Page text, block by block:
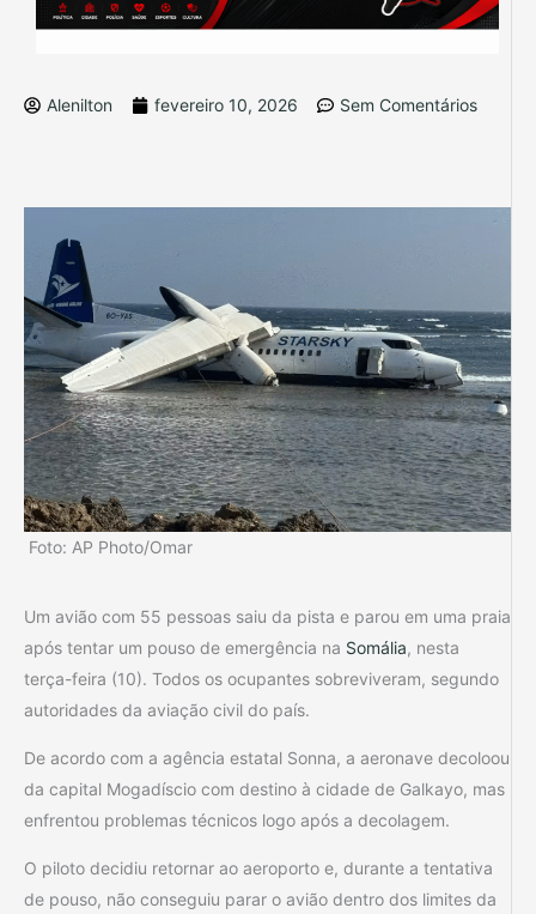
Alenilton fevereiro 10, 2026 Sem Comentários
Foto: AP Photo/Omar
Um avião com 55 pessoas saiu da pista e parou em uma praia
após tentar um pouso de emergência na Somália, nesta
terça-feira (10). Todos os ocupantes sobreviveram, segundo
autoridades da aviação civil do país.
De acordo com a agência estatal Sonna, a aeronave decoloou
da capital Mogadíscio com destino à cidade de Galkayo, mas
enfrentou problemas técnicos logo após a decolagem.
O piloto decidiu retornar ao aeroporto e, durante a tentativa
de pouso, não conseguiu parar o avião dentro dos limites da